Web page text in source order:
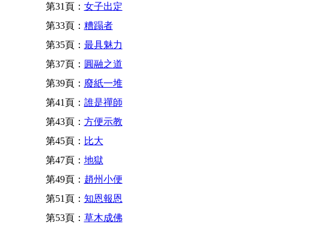
第31頁： 女子出定
第33頁： 糟蹋者
第35頁： 最具魅力
第37頁： 圓融之道
第39頁： 廢紙一堆
第41頁： 誰是禪師
第43頁： 方便示教
第45頁： 比大
第47頁： 地獄
第49頁： 趙州小便
第51頁： 知恩報恩
第53頁： 草木成佛